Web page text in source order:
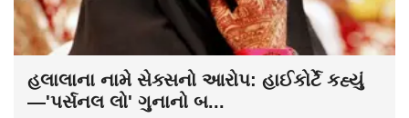
હલાલાના નામે સેક્સનો આરોપ: હાઈકોર્ટે કહ્યું
—'પર્સનલ લો' ગુનાનો બ...